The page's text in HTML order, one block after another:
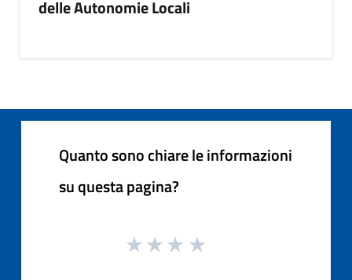
delle Autonomie Locali
Quanto sono chiare le informazioni
su questa pagina?